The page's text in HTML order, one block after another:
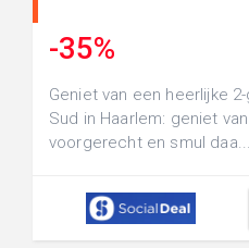
-35%
Geniet van een heerlijke
Sud in Haarlem: geniet
voorgerecht en smul daa...